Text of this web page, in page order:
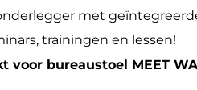
met
trainingen en lessen!
voor bureaustoel MEET WA